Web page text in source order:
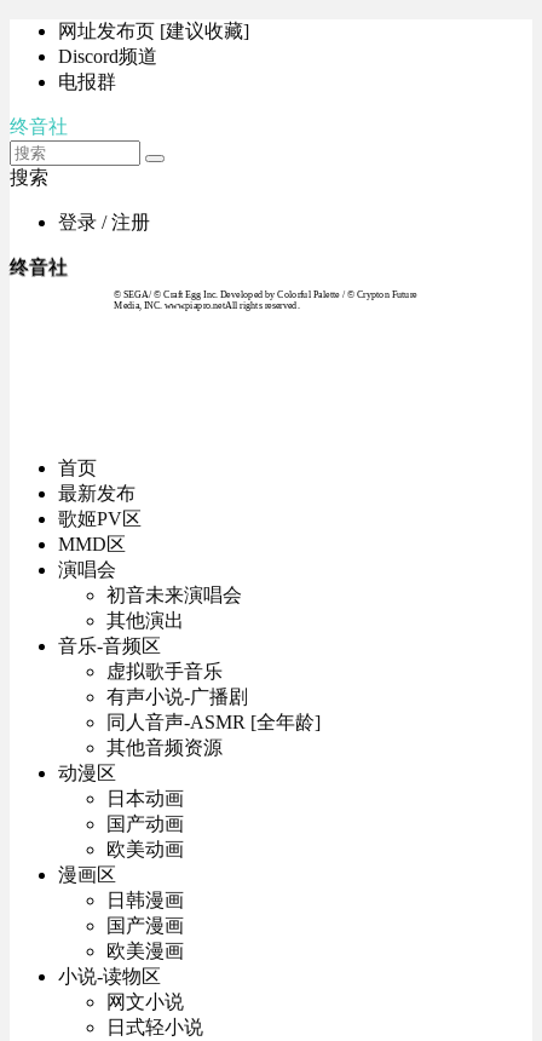
网址发布页 [建议收藏]
Discord频道
电报群
终音社
搜索
登录 / 注册
终音社
© SEGA / © Craft Egg Inc. Developed by Colorful Palette / © Crypton Future
Media, INC. www.piapro.netAll rights reserved.
首页
最新发布
歌姬PV区
MMD区
演唱会
初音未来演唱会
其他演出
音乐-音频区
虚拟歌手音乐
有声小说-广播剧
同人音声-ASMR [全年龄]
其他音频资源
动漫区
日本动画
国产动画
欧美动画
漫画区
日韩漫画
国产漫画
欧美漫画
小说-读物区
网文小说
日式轻小说